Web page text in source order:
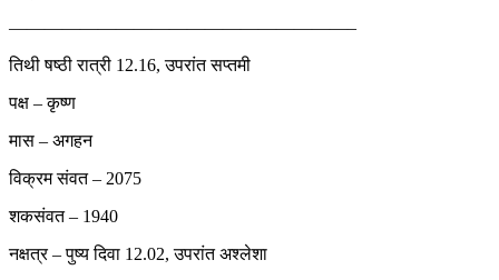
———————————————————–
तिथी षष्ठी रात्री 12.16, उपरांत सप्तमी
पक्ष – कृष्ण
मास – अगहन
विक्रम संवत – 2075
शकसंवत – 1940
नक्षत्र – पुष्य दिवा 12.02, उपरांत अश्लेशा